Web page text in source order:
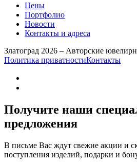
Цены
Портфолио
Новости
Контакты и адреса
Златоград 2026 – Авторские
Политика приватностиКонтакты
Получите наши
предложения
В письме Вас ждут свежие акции и
поступления изделий, подарки и